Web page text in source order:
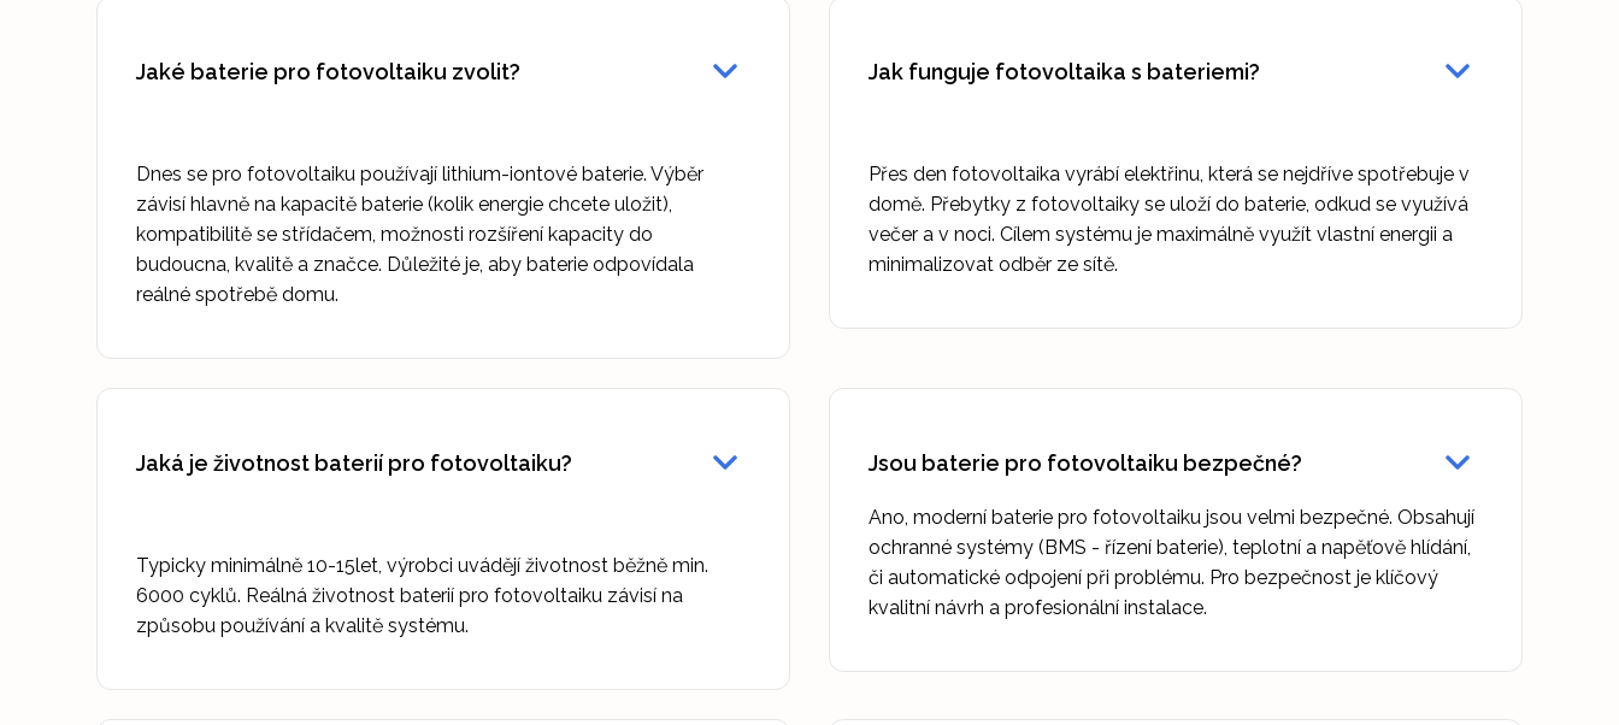
Jaké baterie pro fotovoltaiku zvolit?
Dnes se pro fotovoltaiku používají lithium-iontové baterie. Výběr
závisí hlavně na kapacitě baterie (kolik energie chcete uložit),
kompatibilitě se střídačem, možnosti rozšíření kapacity do
budoucna, kvalitě a značce. Důležité je, aby baterie odpovídala
reálné spotřebě domu.
Jak funguje fotovoltaika s bateriemi?
Přes den fotovoltaika vyrábí elektřinu, která se nejdříve spotřebuje v
domě. Přebytky z fotovoltaiky se uloží do baterie, odkud se využívá
večer a v noci. Cílem systému je maximálně využít vlastní energii a
minimalizovat odběr ze sítě.
Jaká je životnost baterií pro fotovoltaiku?
Typicky minimálně 10-15let, výrobci uvádějí životnost běžně min.
6000 cyklů. Reálná životnost baterií pro fotovoltaiku závisí na
způsobu používání a kvalitě systému.
Jsou baterie pro fotovoltaiku bezpečné?
Ano, moderní baterie pro fotovoltaiku jsou velmi bezpečné. Obsahují
ochranné systémy (BMS - řízení baterie), teplotní a napěťově hlídání,
či automatické odpojení při problému. Pro bezpečnost je klíčový
kvalitní návrh a profesionální instalace.